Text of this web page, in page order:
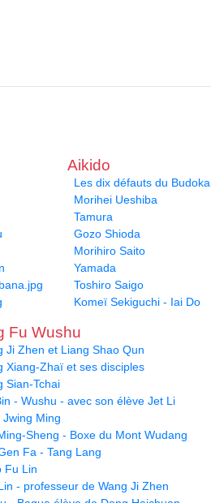
Aikido
Les dix défauts du Budoka
Morihei Ueshiba
Tamura
Gozo Shioda
Morihiro Saito
Yamada
Toshiro Saigo
Komeï Sekiguchi - Iai Do
Fu Wushu
Ji Zhen et Liang Shao Qun
Xiang-Zhaï et ses disciples
Sian-Tchai
- Wushu - avec son élève Jet Li
Jwing Ming
Sheng - Boxe du Mont Wudang
Fa - Tang Lang
Fu Lin
- professeur de Wang Ji Zhen